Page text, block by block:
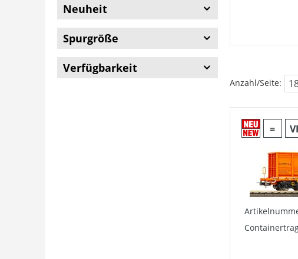
Neuheit
Spurgröße
Verfügbarkeit
Anzahl/Seite:
= VI